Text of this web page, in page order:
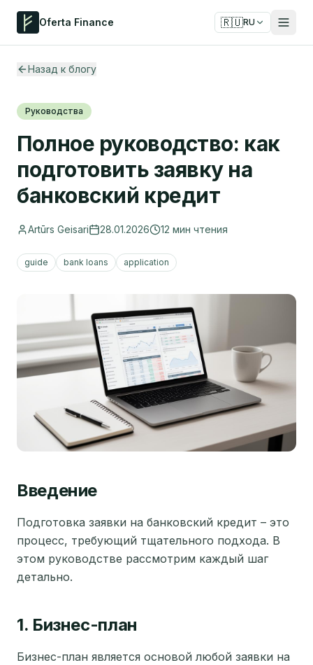
Oferta Finance 🇷🇺RU
Назад к блогу
Руководства
Полное руководство: как
подготовить заявку на
банковский кредит
Artūrs Geisari 28.01.2026 12 мин чтения
guide bank loans application
Введение
Подготовка заявки на банковский кредит – это
процесс, требующий тщательного подхода. В
этом руководстве рассмотрим каждый шаг
детально.
1. Бизнес-план
Бизнес-план является основой любой заявки на